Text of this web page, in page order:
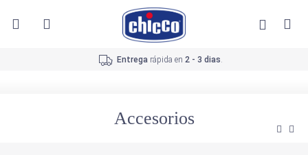
Entrega rápida en 2 - 3 dias.
Accesorios